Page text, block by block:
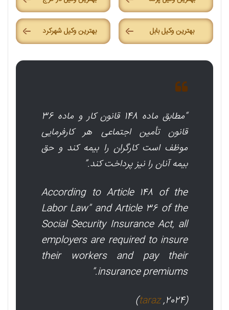
بهترین وکیل بابل بهترین وکیل شهرکرد
“مطابق ماده 148 قانون کار و ماده 36
قانون تأمین اجتماعی هر کارفرمایی
موظف است کارگران را بیمه کند و حق
بیمه آنان را نیز پرداخت کند.”
According to Article 148 of the
Labor Law” and Article 36 of the
Social Security Insurance Act, all
employers are required to insure
their workers and pay their
insurance premiums.”
(2024,
taraz
)